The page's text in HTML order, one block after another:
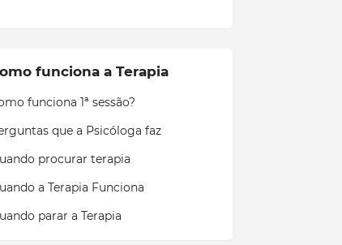
funciona a Terapia
funciona 1ª sessão?
que a Psicóloga faz
procurar terapia
a Terapia Funciona
parar a Terapia